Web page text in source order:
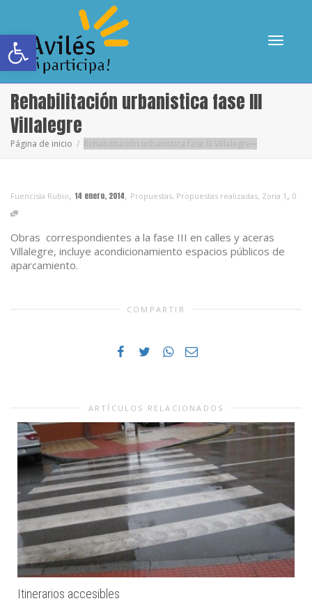
Abrir barra de herramientas
Rehabilitación urbanistica fase III
Villalegre
Página de inicio Rehabilitación urbanistica fase III Villalegre
Fuencisla Rubio, 14 enero, 2014, Propuestas, Propuestas realizadas, Zona 1 , 0
Obras correspondientes a la fase III en calles y aceras
Villalegre, incluye acondicionamiento espacios públicos de
aparcamiento.
COMPARTIR
ARTÍCULOS RELACIONADOS
Itinerarios accesibles